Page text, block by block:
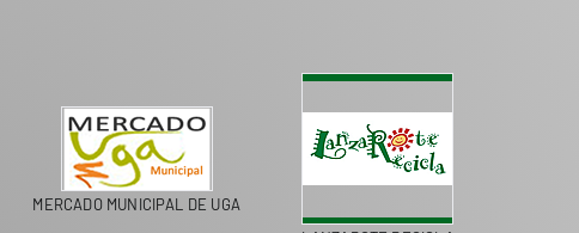
MERCADO MUNICIPAL DE UGA